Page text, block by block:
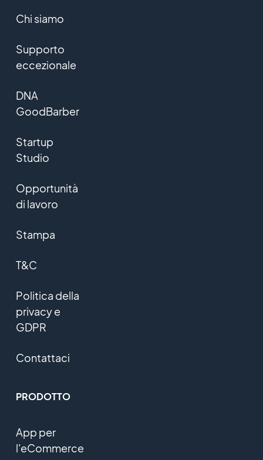
Chi siamo
Supporto
eccezionale
DNA
GoodBarber
Startup
Studio
Opportunità
di lavoro
Stampa
T&C
Politica della
privacy e
GDPR
Contattaci
PRODOTTO
App per
l'eCommerce